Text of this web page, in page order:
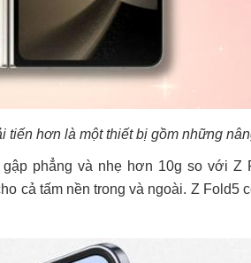
tiến hơn là một thiết bị gồm những
phẳng và nhẹ hơn 10g so với Z
cả tấm nền trong và ngoài. Z Fold5